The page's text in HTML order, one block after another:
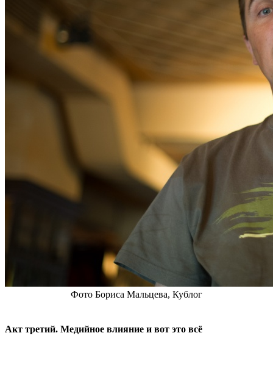
Фото Бориса Мальцева, Кублог
Акт третий. Медийное влияние и вот это всё